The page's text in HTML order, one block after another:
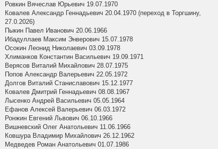
Ровкин Вячеслав Юрьевич 19.07.1970
Ковалев Александр Геннадьевич 20.04.1970 (переход в Торгшину,
27.0.2026)
Пыкин Павел Иванович 20.06.1966
Ибадуллаев Максим Энверович 15.07.1978
Осокин Леонид Николаевич 03.09.1978
Хлиманков Константин Васильевич 19.09.1971
Верясов Виталий Михайлович 28.07.1975
Попов Александр Валерьевич 22.05.1972
Долгов Виталий Станиславович 15.12.1977
Ковалев Дмитрий Геннадьевич 08.08.1967
Лысенко Андрей Васильевич 05.05.1964
Ефанов Алексей Валерьевич 06.03.1972
Ронжин Евгений Львович 06.10.1966
Вишневский Олег Анатольевич 11.06.1966
Ковшура Владимир Михайлович 26.12.1962
Медведев Роман Анатольевич 01.07.1986